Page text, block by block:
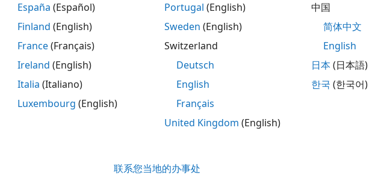
MATLAB Copilot
使用 Simulink
Simulink
数学和优化
España (Español)
Finland (English)
France(Français)
Ireland (English)
Italia (Italiano)
Luxembourg (English)
Portugal (English)
Sweden (English)
Switzerland
Deutsch
English
Français
United Kingdom (English)
中国
简体中文
English
日本(日本語)
한국 (한국어)
联系您当地的办事处